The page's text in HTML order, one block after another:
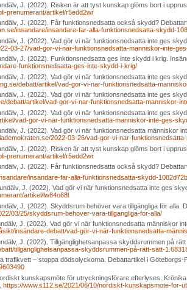
J. (2022). Risken är att tyst kunskap glöms bort i
prenumerant/artikel/r5edd2wr
J. (2022). Får funktionsnedsatta också skydd?
insandare/insandare-far-alla-funktionsnedsatta-skydd-
J. (2022). Vad gör vi när funktionsnedsatta inte ges
03-27/vad-gor-vi-nar-funktionsnedsatta-manniskor-inte-
J. (2022). Funktionsnedsatta ges inte skydd i krig.
funktionsnedsatta-ges-inte-skydd-i-krig/
J. (2022). Vad gör vi när funktionsnedsatta inte ges
debatt/artikel/vad-gor-vi-nar-funktionsnedsatta-
J. (2022). Vad gör vi när funktionsnedsatta inte ges
debatt/artikel/vad-gor-vi-nar-funktionsnedsatta-manniskor-
J. (2022). Vad gör vi när funktionsnedsatta inte ges
vad-gor-vi-nar-funktionsnedsatta-manniskor-inte-ges-
J. (2022). Vad gör vi när funktionsnedsatta människor
2022-03-26/vad-gor-vi-nar-
J. (2022). Risken är att tyst kunskap glöms bort i
prenumerant/artikel/r5edd2wr
J. (2022). Får funktionsnedsatta också skydd?
insandare-far-alla-funktionsnedsatta-skydd-
J. (2022). Vad gör vi när funktionsnedsatta inte ges
artikel/lw84o68l
J. (2022). Skyddsrum behöver vara tillgängliga för alla.
03/25/skyddsrum-behover-vara-tillgangliga-for-alla/
J. (2022). Vad gör vi när funktionsnedsatta människor
insändare-debatt/vad-gör-vi-när-funktionsnedsatta-
J. (2022). Tillgänglighetsanpassa skyddsrummen på
tillgänglighetsanpassa-skyddsrummen-på-rätt-sätt-
trafikvett – stoppa dödsolyckorna. Debattartikel i
kunskapsmöte för utryckningsförare efterlyses.
https://www.s112.se/2021/06/10/nordiskt-kunskapsmote-for-